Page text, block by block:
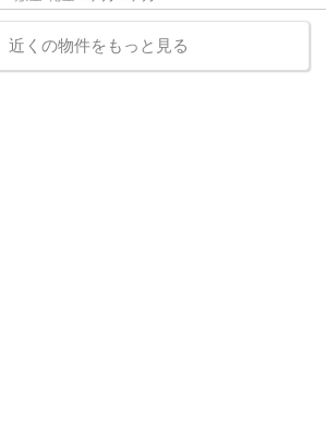
近くの物件をもっと見る